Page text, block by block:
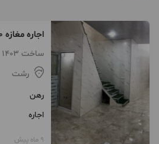
اجاره مغازه ۶۰ متری در پیربازار
ساخت 1403
رشت
رهن
اجاره
9 ماه پیش